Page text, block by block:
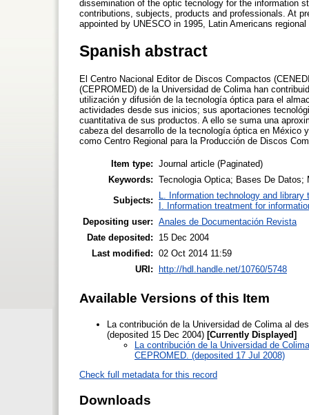
dissemination of the optic tecnology for the information
contributions, subjects, products and professionals. At
appointed by UNESCO in 1995, Latin Americans
Spanish abstract
El Centro Nacional Editor de Discos Compactos
(CEPROMED) de la Universidad de Colima han
utilización y difusión de la tecnología óptica para el
actividades desde sus inicios; sus aportaciones
cuantitativa de sus productos. A ello se suma una
cabeza del desarrollo de la tecnología óptica en México
como Centro Regional para la Producción de Discos
Item type: Journal article (Paginated)
Keywords: Tecnologia Optica; Bases De
Subjects:
L. Information technology and library
I. Information treatment for
Depositing user: Anales de Documentación Revista
Date deposited:
15 Dec 2004
Last modified: 02 Oct 2014 11:59
URI: http://hdl.handle.net/10760/5748
Available Versions of this Item
La contribución de la Universidad de Colima al
(deposited 15 Dec 2004) [Currently Displayed]
La contribución de la Universidad de
CEPROMED. (deposited 17 Jul 2008)
Check full metadata for this record
Downloads